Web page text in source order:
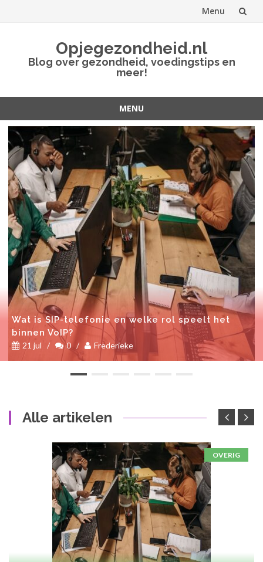
Menu
Opjegezondheid.nl
Blog over gezondheid, voedingstips en
meer!
MENU
Spring
naar
inhoud
Wat is SIP-telefonie en welke rol speelt het
binnen VoIP?
21 jul / 0 / Frederieke
Alle artikelen
OVERIG